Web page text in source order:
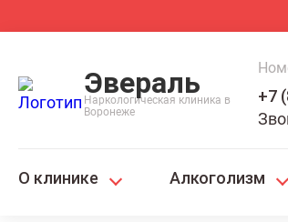
Эвераль
Наркологическая клиника в
Воронеже
+7
О клинике Алкоголизм